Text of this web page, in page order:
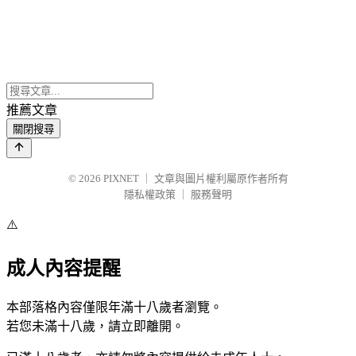
推薦文章
關閉搜尋
© 2026 PIXNET
文章與圖片權利屬原作者所有
隱私權政策
服務聲明
⚠️
成人內容提醒
本部落格內容僅限年滿十八歲者瀏覽。
若您未滿十八歲，請立即離開。